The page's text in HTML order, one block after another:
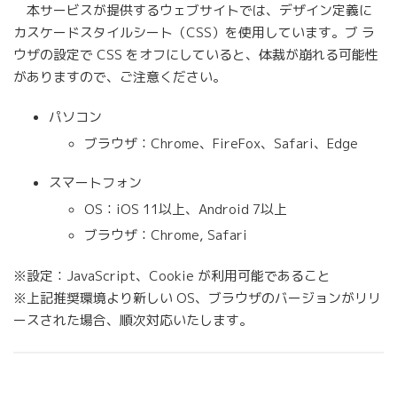
本サービスが提供するウェブサイトでは、デザイン定義に
カスケードスタイルシート（CSS）を使用しています。ブ ラ
ウザの設定で CSS をオフにしていると、体裁が崩れる可能性
がありますので、ご注意ください。
パソコン
ブラウザ：Chrome、FireFox、Safari、Edge
スマートフォン
OS：iOS 11以上、Android 7以上
ブラウザ：Chrome, Safari
※設定：JavaScript、Cookie が利用可能であること
※上記推奨環境より新しい OS、ブラウザのバージョンがリリ
ースされた場合、順次対応いたします。